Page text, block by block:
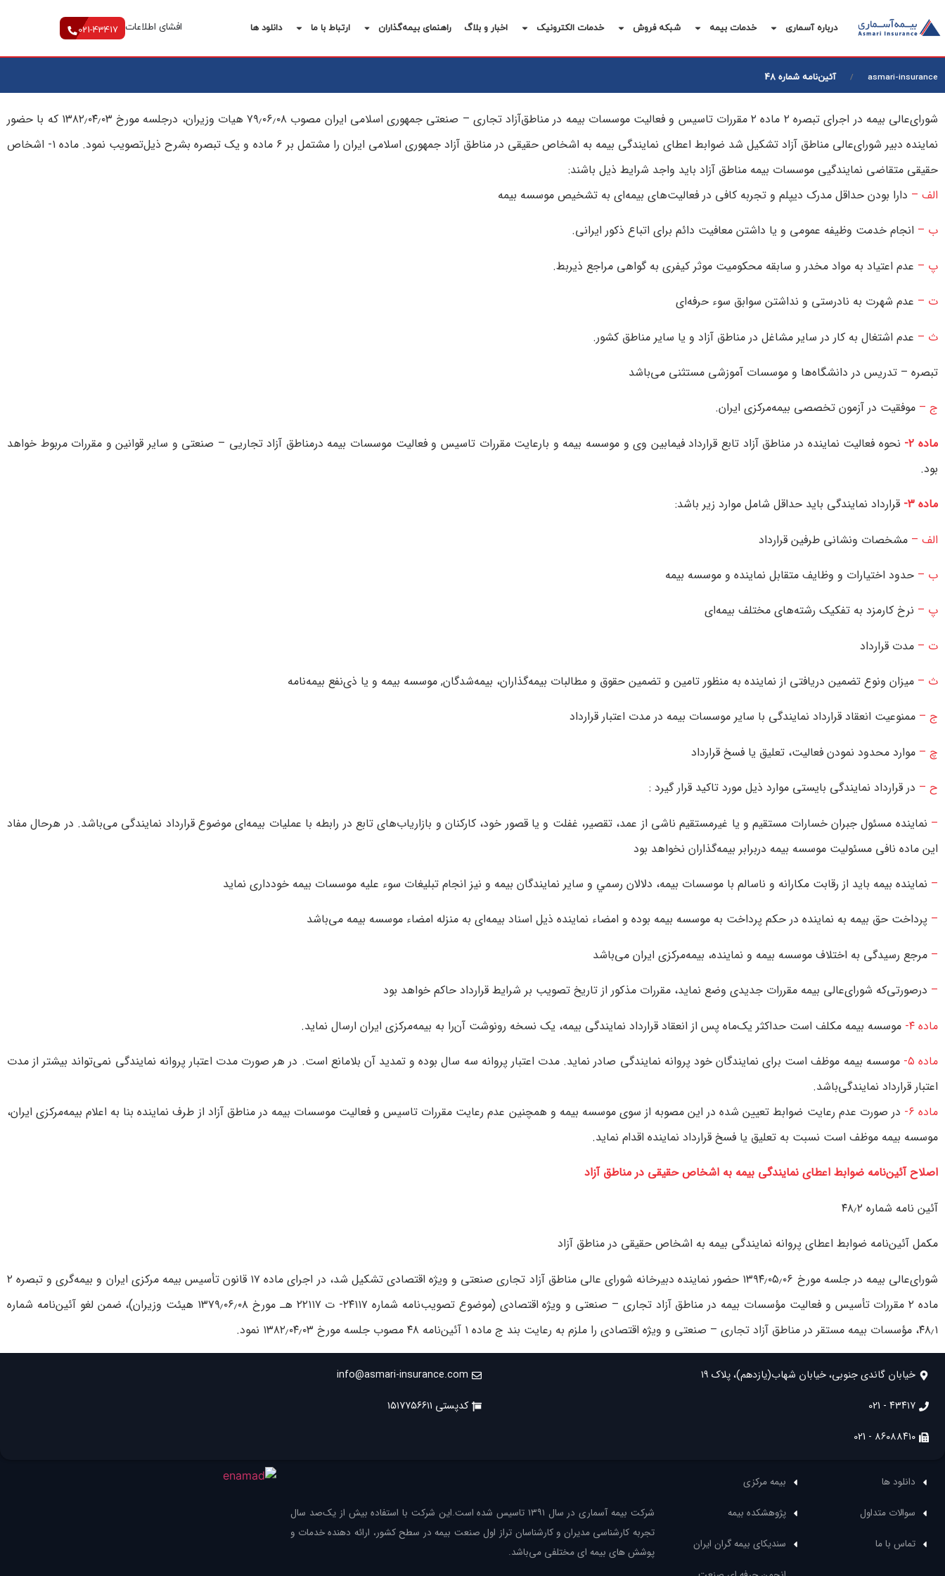
درباره آسماری خدمات بیمه شبکه فروش خدمات الکترونیک اخبار و بلاگ راهنمای بیمه‌گذاران ارتباط با ما دانلود ها افشای اطلاعات 021-43417
asmari-insurance آئين‌نامه ‌شماره ‌48
شورای‌عالی‌ بيمه‌ در اجرای‌ تبصره‌ ۲ ماده‌ ۲ مقررات‌ تاسيس‌ و فعاليت‌ موسسات‌ بيمه‌ در مناطق‌آزاد تجاری‌ – صنعتی‌ جمهوری‌ اسلامی‌ ايران‌ مصوب ‌۷۹٫۰۶٫۰۸ هيات‌ وزيران‌، درجلسه‌ مورخ ۱۳۸۲٫‌۰۴٫۰۳ كه‌ با حضور
نماينده‌ دبير شورای‌عالی‌ مناطق‌ آزاد تشكيل‌ شد ضوابط اعطای‌ نمايندگی‌ بيمه ‌به‌ اشخاص‌ حقيقی‌ در مناطق‌ آزاد جمهوری‌ اسلامی‌ ايران‌ را مشتمل‌ بر ۶ ماده‌ و یک‌ تبصره‌ بشرح‌ ذيل‌تصويب‌ نمود. ماده‌ ۱- اشخاص‌
حقيقی‌ متقاضی‌ نمايندگيی موسسات‌ بيمه‌ مناطق‌ آزاد بايد واجد شرايط ذيل‌ باشند:
الف‌ – دارا بودن‌ حداقل‌ مدرک‌ ديپلم‌ و تجربه‌ كافی‌ در فعاليت‌های‌ بيمه‌ای‌ به‌ تشخيص‌ موسسه‌ بيمه
ب‌ – انجام‌ خدمت‌ وظيفه‌ عمومی‌ و يا داشتن‌ معافيت‌ دائم‌ برای‌ اتباع‌ ذكور ايرانی‌.
پ‌ – عدم‌ اعتياد به‌ مواد مخدر و سابقه‌ محكوميت‌ موثر كيفری‌ به‌ گواهی‌ مراجع‌ ذيربط.
ت‌ – عدم‌ شهرت‌ به‌ نادرستی‌ و نداشتن‌ سوابق‌ سوء حرفه‌ای‌
ث‌ – عدم‌ اشتغال‌ به‌ كار در ساير مشاغل‌ در مناطق‌ آزاد و يا ساير مناطق‌ كشور.
تبصره‌ – تدريس‌ در دانشگاه‌ها و موسسات‌ آموزشی‌ مستثنی‌ می‌باشد
ج‌ – موفقيت‌ در آزمون‌ تخصصی‌ بيمه‌‌مركزی‌ ايران‌.
ماده‌ ۲-
نحوه‌ فعاليت‌ نماينده‌ در مناطق‌ آزاد تابع‌ قرارداد فيمابين‌ وی‌ و موسسه‌ بيمه‌ و بارعايت‌ مقررات‌ تاسيس‌ و فعاليت‌ موسسات‌ بيمه‌ درمناطق‌ آزاد تجاريی – صنعتی‌ و ساير قوانين‌ و مقررات‌ مربوط خواهد
بود.
ماده‌ ۳- قرارداد نمايندگی‌ بايد حداقل‌ شامل‌ موارد زير باشد:
الف‌‌ – مشخصات‌ ونشانی‌ طرفين‌ قرارداد
ب‌ – حدود اختيارات‌ و وظايف‌ متقابل‌ نماينده‌ و موسسه‌ بيمه‌
پ‌ – نرخ‌ كارمزد به‌ تفكیک رشته‌های‌ مختلف‌ بيمه‌ای‌
ت‌ – مدت‌ قرارداد
ث‌ – ميزان‌ ونوع‌ تضمين‌ دريافتی‌ از نماينده‌ به‌ منظور تامين‌ و تضمين‌ حقوق‌ و مطالبات‌ بيمه‌گذاران‌، بيمه‌شدگان, موسسه‌ بيمه‌ و يا ذی‌نفع بيمه‌نامه‌
ج‌ – ممنوعيت‌ انعقاد قرارداد نمايندگی با ساير موسسات‌ بيمه‌ در مدت‌ اعتبار قرارداد
چ‌ – موارد محدود نمودن‌ فعاليت‌، تعليق‌ يا فسخ‌ قرارداد
ح‌ – در قرارداد نمايندگی‌ بايستی‌ موارد ذيل‌ مورد تاكيد قرار گيرد :
– نماينده‌ مسئول‌ جبران‌ خسارات‌ مستقيم‌ و يا غيرمستقيم‌ ناشی‌ از عمد، تقصير، غفلت‌ و يا قصور خود، كاركنان‌ و بازارياب‌های‌ تابع‌ در رابطه‌ با عمليات‌ بيمه‌ای‌ موضوع‌ قرارداد نمايندگی‌ می‌باشد. در هرحال‌ مفاد
اين‌ ماده‌ نافی‌ مسئوليت‌ موسسه‌ بيمه‌ دربرابر بيمه‌گذاران‌ نخواهد بود
– نماينده‌ بيمه‌ بايد از رقابت‌ مكارانه‌ و ناسالم‌ با موسسات‌ بيمه‌، دلالان‌ رسمي‌ و ساير نمايندگان‌ بيمه‌ و نيز انجام‌ تبليغات‌ سوء عليه‌ موسسات‌ بيمه‌ خودداری نمايد
– پرداخت‌ حق‌ بيمه‌ به‌ نماينده‌ در حكم‌ پرداخت‌ به‌ موسسه‌ بيمه‌ بوده‌ و امضاء نماينده‌ ذيل‌ اسناد بيمه‌ای‌ به‌ منزله‌ امضاء موسسه‌ بيمه‌ می‌باشد
– مرجع‌ رسيدگی‌ به‌ اختلاف‌ موسسه‌ بيمه‌ و نماينده‌، بيمه‌‌مركزی‌ ايران‌ می‌باشد
– در‌صورتی‌كه‌ شورای‌عالی‌ بيمه‌ مقررات‌ جديدی‌ وضع‌ نمايد، مقررات‌ مذكور از تاريخ‌ تصويب‌ بر شرايط قرارداد حاكم‌ خواهد بود
ماده‌ ۴- موسسه‌ بيمه‌ مكلف‌ است‌ حداكثر یک‌ماه‌ پس‌ از انعقاد قرارداد نمايندگی‌ بيمه‌، یک‌ نسخه‌ رونوشت‌ آن‌را به‌ بيمه‌‌مركزی‌ ايران‌ ارسال‌ نمايد.
ماده‌ ۵-
موسسه‌ بيمه‌ موظف‌ است‌ برای‌ نمايندگان‌ خود پروانه‌ نمايندگی‌ صادر نمايد. مدت‌ اعتبار پروانه ‌سه‌ سال‌ بوده‌ و تمديد آن‌ بلامانع‌ است‌. در هر صورت‌ مدت‌ اعتبار پروانه‌ نمايندگی‌ نمی‌تواند بيشتر از مدت‌
اعتبار قرارداد نمايندگی‌باشد.
ماده‌ ۶-
در صورت‌ عدم‌ رعايت‌ ضوابط تعيين‌ شده‌ در اين‌ مصوبه‌ از سوی‌ موسسه‌ بيمه‌ و همچنين‌ عدم ‌رعايت‌ مقررات‌ تاسيس‌ و فعاليت‌ موسسات‌ بيمه‌ در مناطق‌ آزاد از طرف‌ نماينده‌ بنا به‌ اعلام ‌بيمه‌‌مركزی ‌ايران‌،‌
موسسه‌ بيمه‌ موظف ‌است‌ نسبت‌ به‌ تعليق‌ يا فسخ‌ قرارداد نماينده‌ اقدام‌ نمايد.
اصلاح آئين‌نامه ضوابط اعطای نمايندگی بيمه به اشخاص حقيقی در مناطق آزاد
آئين نامه شماره ۴۸٫۲
مكمل آئين‌نامه ضوابط اعطای پروانه نمايندگی بيمه به اشخاص حقيقی در مناطق آزاد
شورای‌عالی بيمه در جلسه مورخ ۱۳۹۴٫۰۵٫۰۶ حضور نماينده دبيرخانه شورای عالی مناطق آزاد تجاری صنعتی و ويژه اقتصادی تشكيل شد، در اجرای ماده ۱۷ قانون تأسيس بيمه مركزی ايران و بيمه‌گری و تبصره ۲
ماده ۲ مقررات تأسيس و فعاليت مؤسسات بيمه در مناطق آزاد تجاری – صنعتی و ويژه اقتصادی (موضوع تصويب‌نامه شماره ۲۴۱۱۷- ت ۲۲۱۱۷ هـ مورخ ۱۳۷۹٫۰۶٫۰۸ هيئت وزيران)، ضمن لغو آئين­‌نامه شماره
۴۸٫۱، مؤسسات بيمه مستقر در مناطق آزاد تجاری – صنعتی و ويژه اقتصادی را ملزم به رعايت بند ج ماده ۱ آئين‌نامه ۴۸ مصوب جلسه مورخ ۱۳۸۲٫۰۴٫۰۳ نمود.
خیابان گاندی جنوبی، خیابان شهاب(یازدهم)، پلاک ۱۹
۴۳۴۱۷ - 021
۸۶۰۸۸۴۱۰ - 021
info@asmari-insurance.com
کدپستی ۱۵۱۷۷۵۶۶۱۱
دانلود ها
سوالات متداول
تماس با ما
بیمه مرکزی
پژوهشکده بیمه
سندیکای بیمه گران ایران
شرکت بیمه آسماری در سال ۱۳۹۱‌ تاسیس شده است.این شرکت با استفاده بیش از یک‌صد سال
تجربه کارشناسی مدیران و کارشناسان تراز ‌اول صنعت بیمه در سطح کشور، ارائه دهنده خدمات و
پوشش های بیمه ای مختلفی می‌باشد.